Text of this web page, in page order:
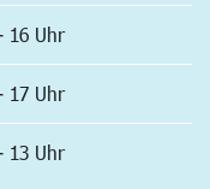
16 Uhr
17 Uhr
13 Uhr